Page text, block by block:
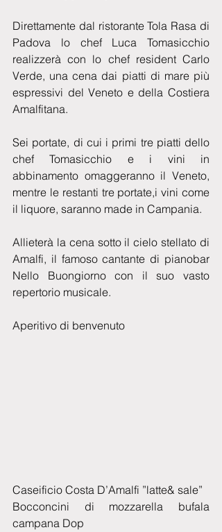
Direttamente dal ristorante Tola Rasa di
Padova lo chef Luca Tomasicchio
realizzerà con lo chef resident Carlo
Verde, una cena dai piatti di mare più
espressivi del Veneto e della Costiera
Amalfitana.
Sei portate, di cui i primi tre piatti dello
chef Tomasicchio e i vini in
abbinamento omaggeranno il Veneto,
mentre le restanti tre portate,i vini come
il liquore, saranno made in Campania.
Allieterà la cena sotto il cielo stellato di
Amalfi, il famoso cantante di pianobar
Nello Buongiorno con il suo vasto
repertorio musicale.
Aperitivo di benvenuto
Caseificio Costa D’Amalfi ”latte& sale”
Bocconcini di mozzarella bufala
campana Dop